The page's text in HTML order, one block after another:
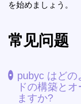
を始めましょう。
常见问题
pubyc はどの
ドの構築と
ますか?